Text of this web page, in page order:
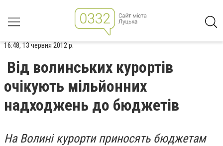
16:48, 13 червня 2012 р.
Від волинських курортів
очікують мільйонних
надходжень до бюджетів
На Волині курорти приносять бюджетам